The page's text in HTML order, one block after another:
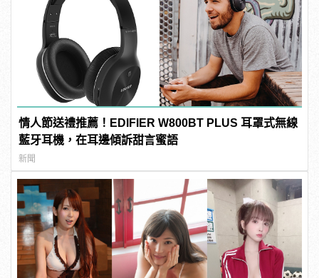
情人節送禮推薦！EDIFIER W800BT PLUS 耳罩式無線
藍牙耳機，在耳邊傾訴甜言蜜語
新聞